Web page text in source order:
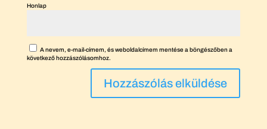
Honlap
A nevem, e-mail-címem, és weboldalcímem mentése a böngészőben a
következő hozzászólásomhoz.